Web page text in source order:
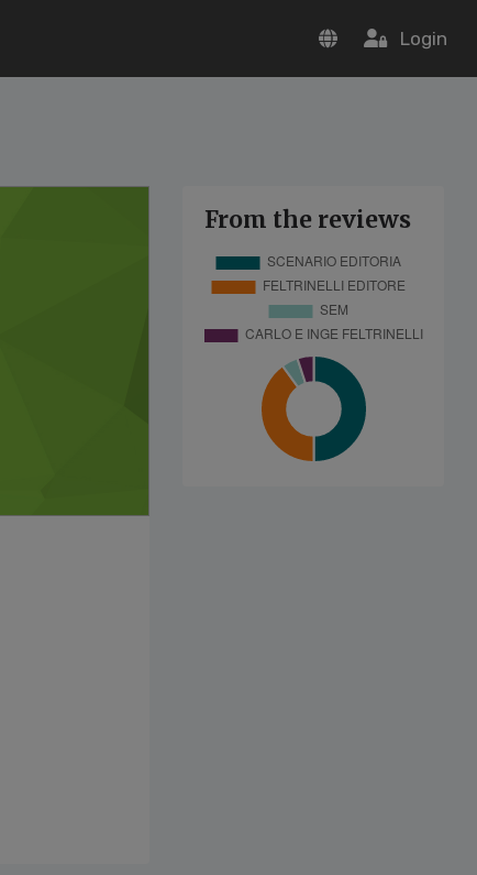
Login
From the reviews